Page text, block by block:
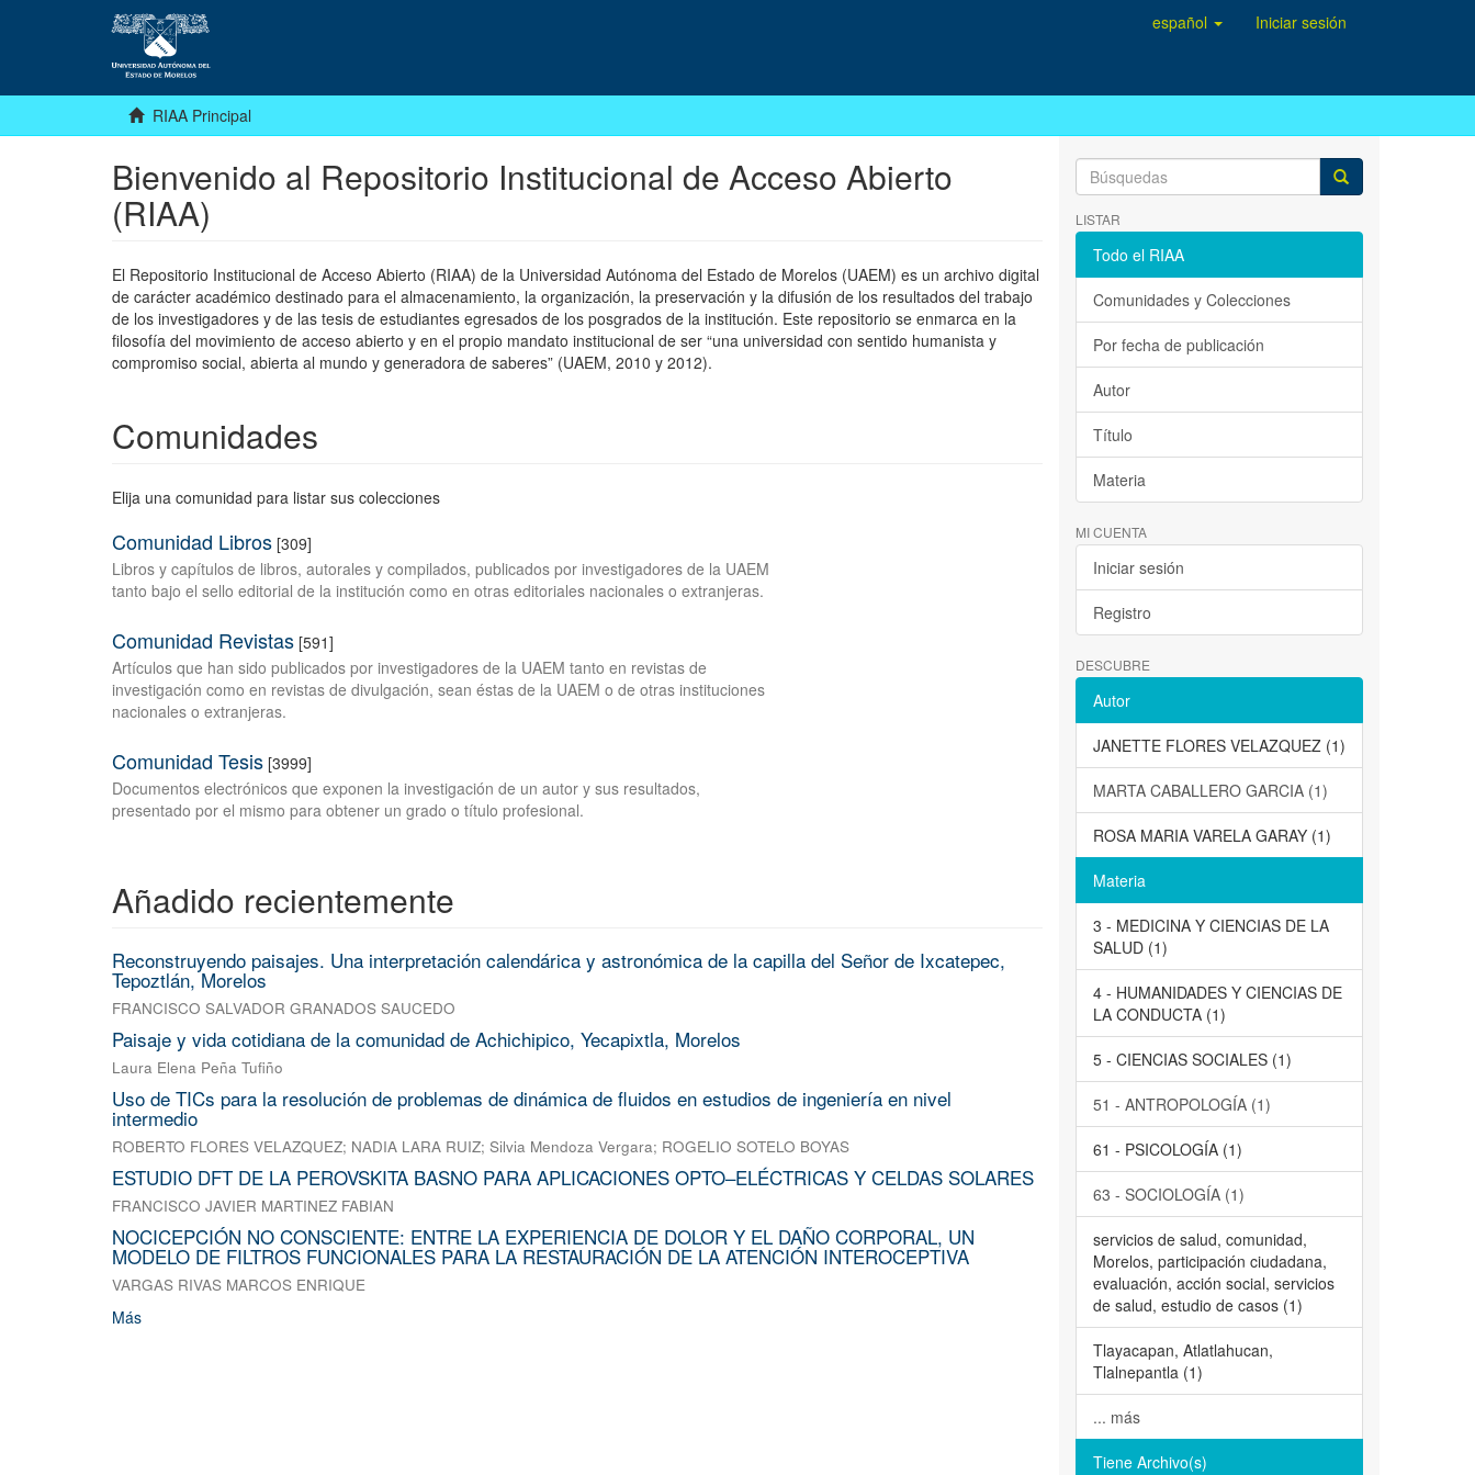
español Iniciar sesión
RIAA Principal
Bienvenido al Repositorio Institucional de Acceso Abierto
(RIAA)
El Repositorio Institucional de Acceso Abierto (RIAA) de la Universidad Autónoma del Estado de Morelos (UAEM) es un archivo digital
de carácter académico destinado para el almacenamiento, la organización, la preservación y la difusión de los resultados del trabajo
de los investigadores y de las tesis de estudiantes egresados de los posgrados de la institución. Este repositorio se enmarca en la
filosofía del movimiento de acceso abierto y en el propio mandato institucional de ser “una universidad con sentido humanista y
compromiso social, abierta al mundo y generadora de saberes” (UAEM, 2010 y 2012).
Comunidades
Elija una comunidad para listar sus colecciones
Comunidad Libros [309]
Libros y capítulos de libros, autorales y compilados, publicados por investigadores de la UAEM
tanto bajo el sello editorial de la institución como en otras editoriales nacionales o extranjeras.
Comunidad Revistas [591]
Artículos que han sido publicados por investigadores de la UAEM tanto en revistas de
investigación como en revistas de divulgación, sean éstas de la UAEM o de otras instituciones
nacionales o extranjeras.
Comunidad Tesis [3999]
Documentos electrónicos que exponen la investigación de un autor y sus resultados,
presentado por el mismo para obtener un grado o título profesional.
Añadido recientemente
Reconstruyendo paisajes. Una interpretación calendárica y astronómica de la capilla del Señor de Ixcatepec,
Tepoztlán, Morelos
FRANCISCO SALVADOR GRANADOS SAUCEDO
Paisaje y vida cotidiana de la comunidad de Achichipico, Yecapixtla, Morelos
Laura Elena Peña Tufiño
Uso de TICs para la resolución de problemas de dinámica de fluidos en estudios de ingeniería en nivel
intermedio
ROBERTO FLORES VELAZQUEZ; NADIA LARA RUIZ; Silvia Mendoza Vergara; ROGELIO SOTELO BOYAS
ESTUDIO DFT DE LA PEROVSKITA BASNO PARA APLICACIONES OPTO–ELÉCTRICAS Y CELDAS SOLARES
FRANCISCO JAVIER MARTINEZ FABIAN
NOCICEPCIÓN NO CONSCIENTE: ENTRE LA EXPERIENCIA DE DOLOR Y EL DAÑO CORPORAL, UN
MODELO DE FILTROS FUNCIONALES PARA LA RESTAURACIÓN DE LA ATENCIÓN INTEROCEPTIVA
VARGAS RIVAS MARCOS ENRIQUE
Más
LISTAR
Todo el RIAA
Comunidades y Colecciones
Por fecha de publicación
Autor
Título
Materia
MI CUENTA
Iniciar sesión
Registro
DESCUBRE
Autor
JANETTE FLORES VELAZQUEZ (1)
MARTA CABALLERO GARCIA (1)
ROSA MARIA VARELA GARAY (1)
Materia
3 - MEDICINA Y CIENCIAS DE LA
SALUD (1)
4 - HUMANIDADES Y CIENCIAS DE
LA CONDUCTA (1)
5 - CIENCIAS SOCIALES (1)
51 - ANTROPOLOGÍA (1)
61 - PSICOLOGÍA (1)
63 - SOCIOLOGÍA (1)
servicios de salud, comunidad,
Morelos, participación ciudadana,
evaluación, acción social, servicios
de salud, estudio de casos (1)
Tlayacapan, Atlatlahucan,
Tlalnepantla (1)
... más
Tiene Archivo(s)